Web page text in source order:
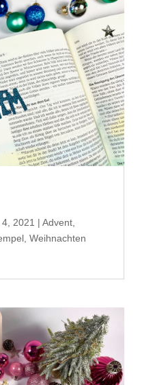
2021 | Advent,
, Weihnachten